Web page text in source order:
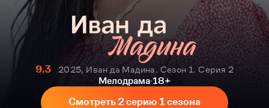
9.3
2025, Иван да Мадина. Сезон 1. Серия 2
Мелодрама 18+
Смотреть 2 серию 1 сезона